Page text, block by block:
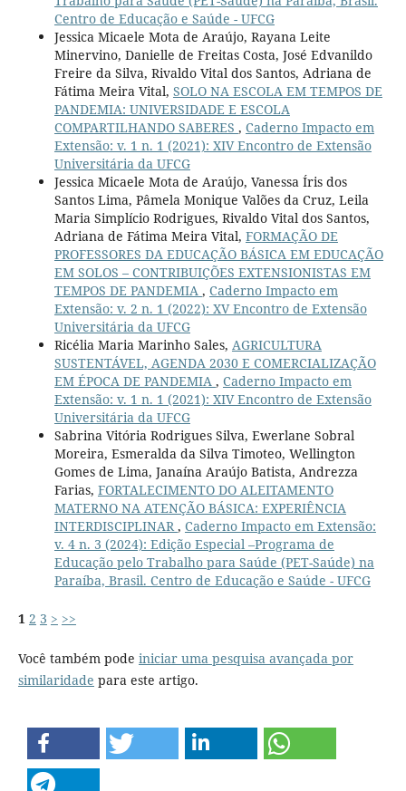
Centro de Educação e Saúde - UFCG
Jessica Micaele Mota de Araújo, Rayana Leite
Minervino, Danielle de Freitas Costa, José Edvanildo
Freire da Silva, Rivaldo Vital dos Santos, Adriana de
Fátima Meira Vital, SOLO NA ESCOLA EM TEMPOS DE
PANDEMIA: UNIVERSIDADE E ESCOLA
COMPARTILHANDO SABERES , Caderno Impacto em
Extensão: v. 1 n. 1 (2021): XIV Encontro de Extensão
Universitária da UFCG
Jessica Micaele Mota de Araújo, Vanessa Íris dos
Santos Lima, Pâmela Monique Valões da Cruz, Leila
Maria Simplício Rodrigues, Rivaldo Vital dos Santos,
Adriana de Fátima Meira Vital, FORMAÇÃO DE
PROFESSORES DA EDUCAÇÃO BÁSICA EM EDUCAÇÃO
EM SOLOS – CONTRIBUIÇÕES EXTENSIONISTAS EM
TEMPOS DE PANDEMIA , Caderno Impacto em
Extensão: v. 2 n. 1 (2022): XV Encontro de Extensão
Universitária da UFCG
Ricélia Maria Marinho Sales, AGRICULTURA
SUSTENTÁVEL, AGENDA 2030 E COMERCIALIZAÇÃO
EM ÉPOCA DE PANDEMIA , Caderno Impacto em
Extensão: v. 1 n. 1 (2021): XIV Encontro de Extensão
Universitária da UFCG
Sabrina Vitória Rodrigues Silva, Ewerlane Sobral
Moreira, Esmeralda da Silva Timoteo, Wellington
Gomes de Lima, Janaína Araújo Batista, Andrezza
Farias, FORTALECIMENTO DO ALEITAMENTO
MATERNO NA ATENÇÃO BÁSICA: EXPERIÊNCIA
INTERDISCIPLINAR , Caderno Impacto em Extensão:
v. 4 n. 3 (2024): Edição Especial –Programa de
Educação pelo Trabalho para Saúde (PET-Saúde) na
Paraíba, Brasil. Centro de Educação e Saúde - UFCG
1 2 3 > >>
Você também pode iniciar uma pesquisa avançada por
similaridade para este artigo.